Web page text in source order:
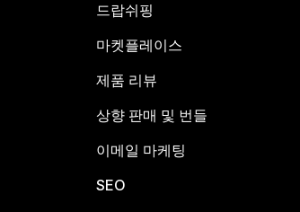
드랍쉬핑
마켓플레이스
제품 리뷰
상향 판매 및 번들
이메일 마케팅
SEO